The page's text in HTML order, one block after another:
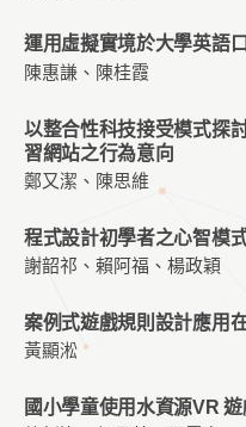
運用虛擬實境於大學英語
陳惠謙、陳桂霞
以整合性科技接受模式探
習網站之行為意向
鄭又潔、陳思維
程式設計初學者之心智模
謝韶祁、賴阿福、楊政穎
案例式遊戲規則設計應用
黃顯淞
國小學童使用水資源VR